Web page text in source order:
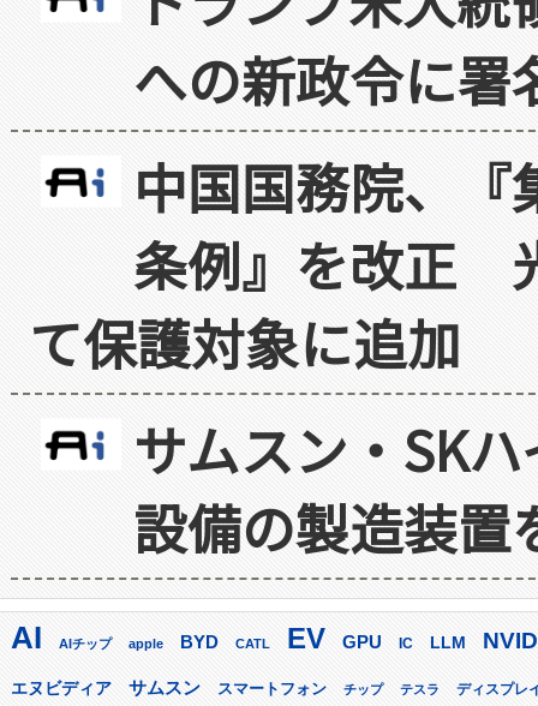
への新政令に署
中国国務院、
条例』を改正
て保護対象に追加
サムスン・SK
設備の製造装置
AI AIチップ apple BYD CATL EV GPU IC LLM
エヌビディア サムスン スマートフォン チップ テスラ ディスプレ